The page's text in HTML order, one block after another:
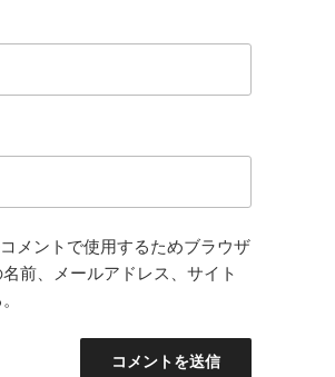
メントで使用するためブラウザ
前、メールアドレス、サイト